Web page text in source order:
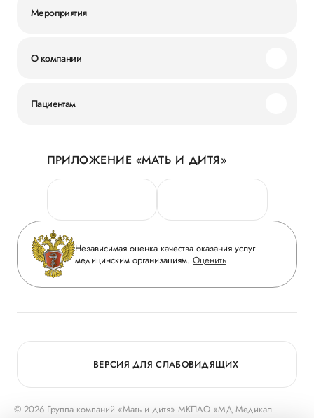
Мероприятия
О компании
Новости
Руководство
Сотрудничество
Инвесторам
Журнал «Мать и дитя»
Вакансии
Медицинский туризм
Пациентам
Личный кабинет
Персональные данные
Горячая линия качества
Вопрос-ответ
Приложение пациента
Статьи
ПРИЛОЖЕНИЕ «МАТЬ И ДИТЯ»
Независимая оценка качества оказания услуг
медицинским организациям. Оценить
© 2026 Группа компаний «Мать и дитя» МКПАО «МД Медикал
ВЕРСИЯ ДЛЯ СЛАБОВИДЯЩИХ